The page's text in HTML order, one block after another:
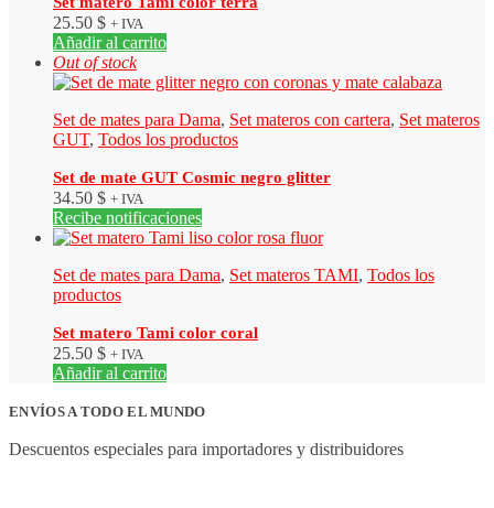
25.50 $ + IVA
Añadir al carrito
Out of stock
Set de mates para Dama, Set materos con cartera, Set materos
GUT, Todos los productos
Set de mate GUT Cosmic negro glitter
34.50 $ + IVA
Recibe notificaciones
Set de mates para Dama, Set materos TAMI, Todos los
productos
Set matero Tami color coral
25.50 $ + IVA
Añadir al carrito
ENVÍOS A TODO EL MUNDO
Descuentos especiales para importadores y distribuidores